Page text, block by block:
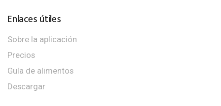
Enlaces útiles
Sobre la aplicación
Precios
Guía de alimentos
Descargar